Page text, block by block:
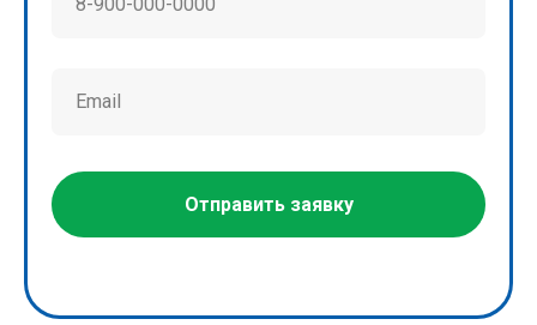
Отправить заявку